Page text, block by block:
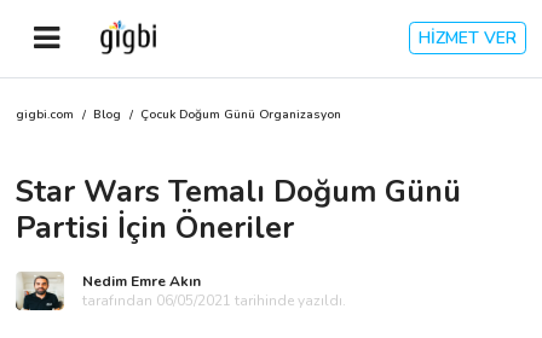
HİZMET VER
Anasayfa
Giriş Yap
Kategoriler
gigbi.com / Blog / Çocuk Doğum Günü Organizasyon
Star Wars Temalı Doğum Günü
Partisi İçin Öneriler
Nedim Emre Akın
tarafından 06/05/2021 tarihinde yazıldı.